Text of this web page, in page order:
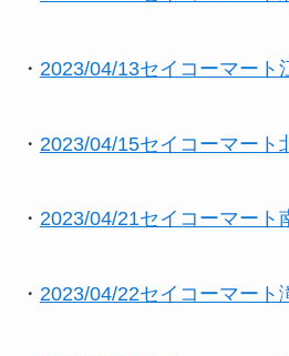
・ 2023/04/13セイコーマート
・ 2023/04/15セイコーマート
・ 2023/04/21セイコーマート
・ 2023/04/22セイコーマート